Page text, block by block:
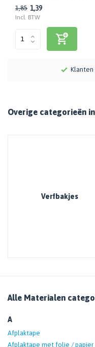
1,85 1,39
Incl. BTW
Klanten
Overige categorieën
Verfbakjes
Alle Materialen
A
Afplaktape
Afplaktape met folie / papier